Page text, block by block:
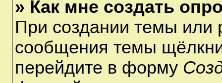
» Как мне создать
При создании темы или
сообщения темы
перейдите в форму